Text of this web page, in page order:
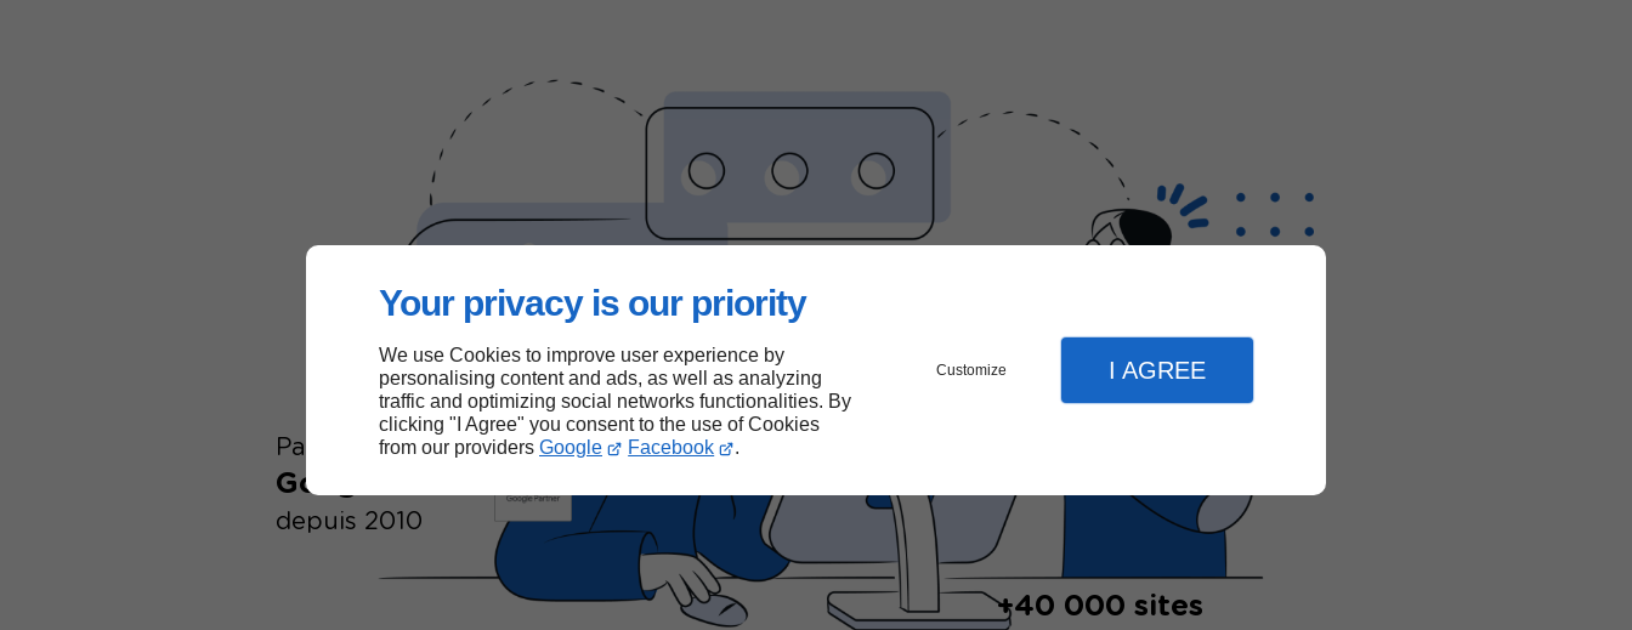
Your privacy is our priority
We use Cookies to improve user experience by
personalising content and ads, as well as analyzing
traffic and optimizing social networks functionalities. By
clicking "I Agree" you consent to the use of Cookies
from our providers Google Facebook .
Customize I AGREE
+40 000 sites
Partenaire
Google Ads
depuis 2010